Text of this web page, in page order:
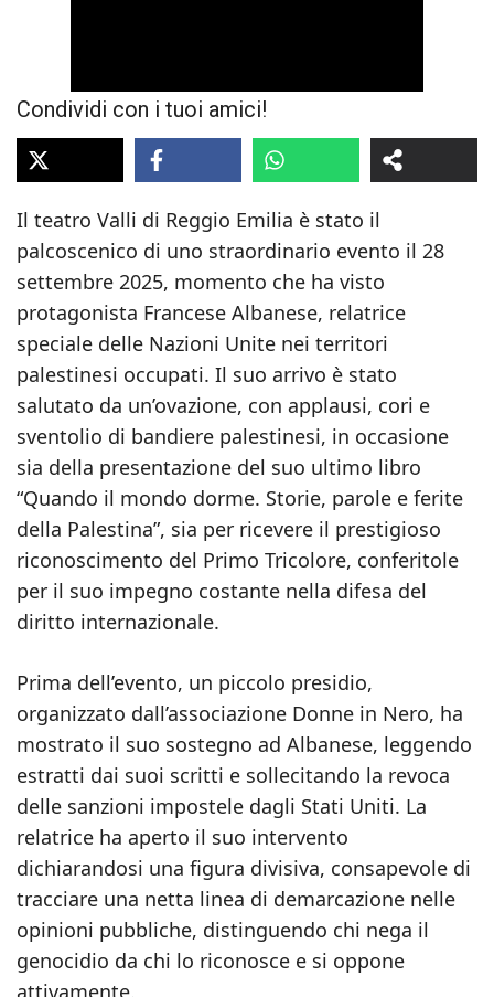
Condividi con i tuoi amici!
Il teatro Valli di Reggio Emilia è stato il
palcoscenico di uno straordinario evento il 28
settembre 2025, momento che ha visto
protagonista Francese Albanese, relatrice
speciale delle Nazioni Unite nei territori
palestinesi occupati. Il suo arrivo è stato
salutato da un’ovazione, con applausi, cori e
sventolio di bandiere palestinesi, in occasione
sia della presentazione del suo ultimo libro
“Quando il mondo dorme. Storie, parole e ferite
della Palestina”, sia per ricevere il prestigioso
riconoscimento del Primo Tricolore, conferitole
per il suo impegno costante nella difesa del
diritto internazionale.
Prima dell’evento, un piccolo presidio,
organizzato dall’associazione Donne in Nero, ha
mostrato il suo sostegno ad Albanese, leggendo
estratti dai suoi scritti e sollecitando la revoca
delle sanzioni impostele dagli Stati Uniti. La
relatrice ha aperto il suo intervento
dichiarandosi una figura divisiva, consapevole di
tracciare una netta linea di demarcazione nelle
opinioni pubbliche, distinguendo chi nega il
genocidio da chi lo riconosce e si oppone
attivamente.